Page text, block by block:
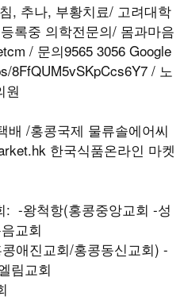
, 추나, 부황치료/ 고려대학
록중 의학전문의/ 몸과마음
/ 문의9565 3056 Google
8FfQUM5vSKpCcs6Y7 / 노
원
/홍콩국제 물류솔에어씨
한국식품온라인 마켓
-왕척항(홍콩중앙교회 -성
교회
애진교회/홍콩동신교회) -
림교회